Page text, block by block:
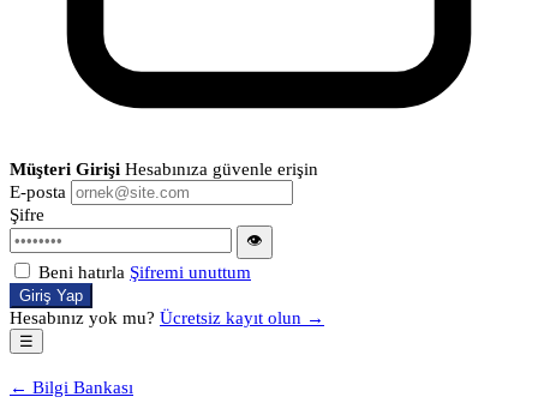
Müşteri Girişi Hesabınıza güvenle erişin
E-posta
Şifre
👁
Beni hatırla Şifremi unuttum
Giriş Yap
Hesabınız yok mu? Ücretsiz kayıt olun →
☰
← Bilgi Bankası